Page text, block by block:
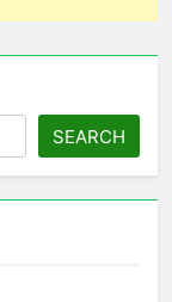
SEARCH